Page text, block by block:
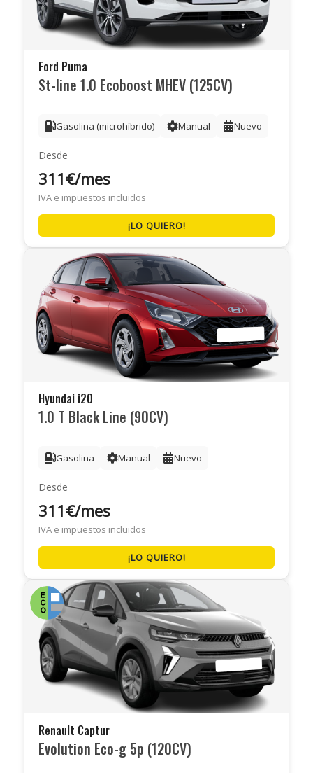
Ford Puma
St-line 1.0 Ecoboost MHEV (125CV)
Gasolina (microhíbrido) Manual Nuevo
Desde
311€/mes
IVA e impuestos incluidos
¡LO QUIERO!
Hyundai i20
1.0 T Black Line (90CV)
Gasolina Manual Nuevo
Desde
311€/mes
IVA e impuestos incluidos
¡LO QUIERO!
Renault Captur
Evolution Eco-g 5p (120CV)